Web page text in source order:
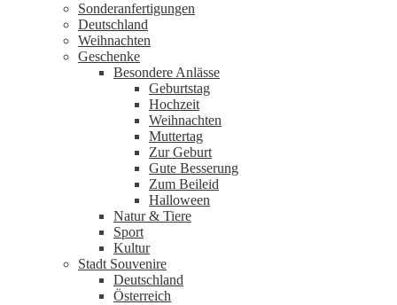
Sonderanfertigungen
Deutschland
Weihnachten
Geschenke
Besondere Anlässe
Geburtstag
Hochzeit
Weihnachten
Muttertag
Zur Geburt
Gute Besserung
Zum Beileid
Halloween
Natur & Tiere
Sport
Kultur
Stadt Souvenire
Deutschland
Österreich